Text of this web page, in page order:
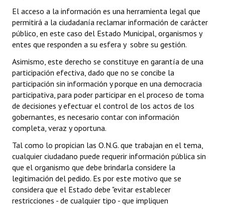
El acceso a la información es una herramienta legal que
permitirá a la ciudadanía reclamar información de carácter
público, en este caso del Estado Municipal, organismos y
entes que responden a su esfera y sobre su gestión.
Asimismo, este derecho se constituye en garantía de una
participación efectiva, dado que no se concibe la
participación sin información y porque en una democracia
participativa, para poder participar en el proceso de toma
de decisiones y efectuar el control de los actos de los
gobernantes, es necesario contar con información
completa, veraz y oportuna.
Tal como lo propician las O.N.G. que trabajan en el tema,
cualquier ciudadano puede requerir información pública sin
que el organismo que debe brindarla considere la
legitimación del pedido. Es por este motivo que se
considera que el Estado debe "evitar establecer
restricciones - de cualquier tipo - que impliquen